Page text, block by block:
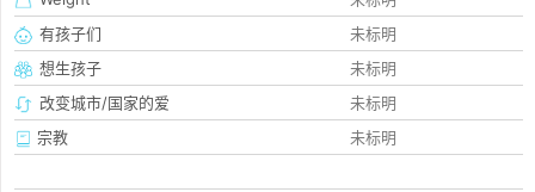
有孩子们
未标明
想生孩子
未标明
改变城市/国家的爱
未标明
宗教
未标明